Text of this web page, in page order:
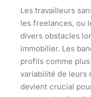
Les travailleurs
les freelances, ou
divers obstacles
immobilier. Les
profils comme
variabilité de leurs
devient crucial